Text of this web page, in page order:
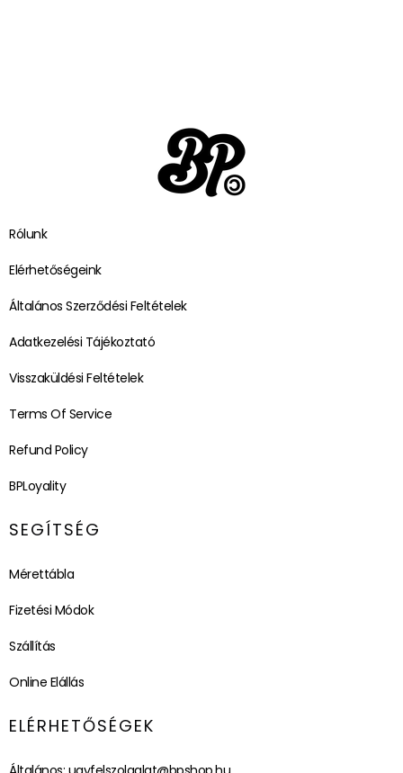
Rólunk
Elérhetőségeink
Általános Szerződési Feltételek
Adatkezelési Tájékoztató
Visszaküldési Feltételek
Terms Of Service
Refund Policy
BPLoyality
SEGÍTSÉG
Mérettábla
Fizetési Módok
Szállítás
Online Elállás
ELÉRHETŐSÉGEK